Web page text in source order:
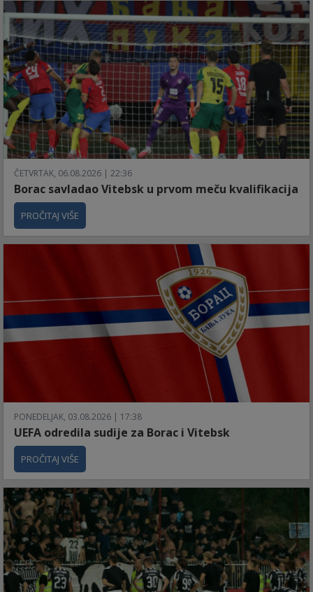
ČETVRTAK, 06.08.2026 | 22:36
Borac savladao Vitebsk u prvom meču kvalifikacija
PROČITAJ VIŠE
PONEDELJAK, 03.08.2026 | 17:38
UEFA odredila sudije za Borac i Vitebsk
PROČITAJ VIŠE